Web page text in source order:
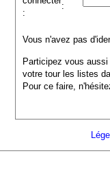
:
:
Vous n'avez pas
Participez vous
votre tour les listes
Pour ce faire,